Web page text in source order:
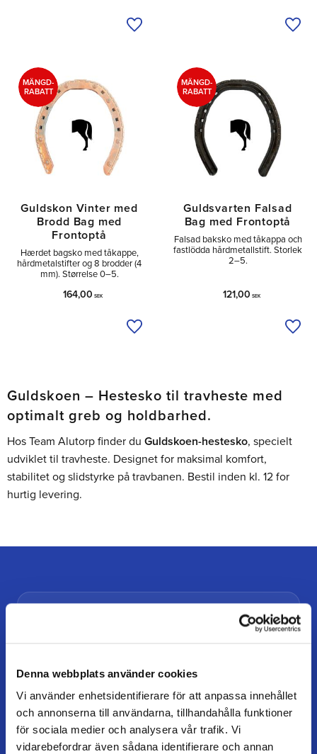
Denna webbplats använder cookies
Vi använder enhetsidentifierare för att anpassa innehållet
och annonserna till användarna, tillhandahålla funktioner
för sociala medier och analysera vår trafik. Vi
vidarebefordrar även sådana identifierare och annan
Tilføj til ønskeliste
Guldskon Vinter med
Brodd Bag med
Frontoptå
Hærdet bagsko med tåkappe,
hårdmetalstifter og 8 brodder (4
mm). Størrelse 0–5.
164,00 SEK
MÄNGD-
RABATT
Tilføj til ønskeliste
Guldsvarten Falsad
Bag med Frontoptå
Falsad baksko med tåkappa och
fastlödda hårdmetallstift. Storlek
2–5.
121,00 SEK
MÄNGD-
RABATT
Guldskoen – Hestesko til travheste med
optimalt greb og holdbarhed.
Hos Team Alutorp finder du Guldskoen-hestesko, specielt
udviklet til travheste. Designet for maksimal komfort,
stabilitet og slidstyrke på travbanen. Bestil inden kl. 12 for
hurtig levering.
Kontakt
kundtjanst@teamalutorp.se
0727-434 434